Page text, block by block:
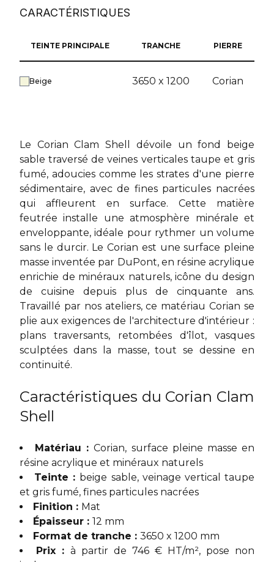
CARACTÉRISTIQUES
TEINTE PRINCIPALE
Beige
TRANCHE
3650 x 1200
PIERRE
Corian
Le Corian Clam Shell dévoile un fond beige
sable traversé de veines verticales taupe et gris
fumé, adoucies comme les strates d'une pierre
sédimentaire, avec de fines particules nacrées
qui affleurent en surface. Cette matière
feutrée installe une atmosphère minérale et
enveloppante, idéale pour rythmer un volume
sans le durcir. Le Corian est une surface pleine
masse inventée par DuPont, en résine acrylique
enrichie de minéraux naturels, icône du design
de cuisine depuis plus de cinquante ans.
Travaillé par nos ateliers, ce matériau Corian se
plie aux exigences de l'architecture d'intérieur :
plans traversants, retombées d'îlot, vasques
sculptées dans la masse, tout se dessine en
continuité.
Caractéristiques du Corian Clam
Shell
Matériau :Corian, surface pleine masse en
résine acrylique et minéraux naturels
Teinte : beige sable, veinage vertical taupe
et gris fumé, fines particules nacrées
Finition : Mat
Épaisseur : 12 mm
Format de tranche : 3650 x 1200 mm
Prix : à partir de 746 € HT/m², pose non